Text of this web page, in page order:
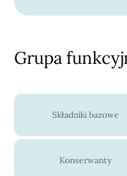
Grupa
Składniki bazowe
Konserwanty